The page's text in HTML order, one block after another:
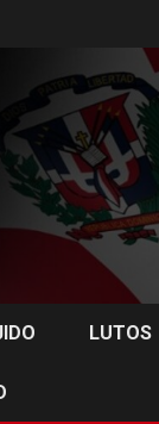
LUTOS